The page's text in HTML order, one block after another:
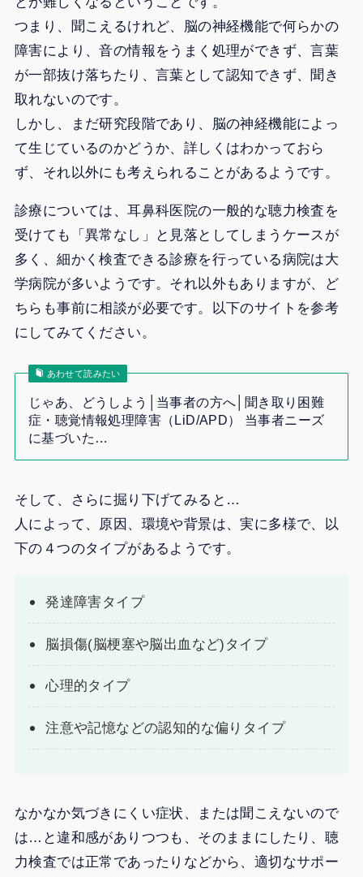
つまり、聞こえるけれど、脳の神経機能で何らかの
障害により、音の情報をうまく処理ができず、言葉
が一部抜け落ちたり、言葉として認知できず、聞き
取れないのです。
しかし、まだ研究段階であり、脳の神経機能によっ
て生じているのかどうか、詳しくはわかっておら
ず、それ以外にも考えられることがあるようです。
診療については、耳鼻科医院の一般的な聴力検査を
受けても「異常なし」と見落としてしまうケースが
多く、細かく検査できる診療を行っている病院は大
学病院が多いようです。それ以外もありますが、ど
ちらも事前に相談が必要です。以下のサイトを参考
にしてみてください。
あわせて読みたい
じゃあ、どうしよう│当事者の方へ│聞き取り困難
症・聴覚情報処理障害（LiD/APD） 当事者ニーズ
に基づいた…
そして、さらに掘り下げてみると…
人によって、原因、環境や背景は、実に多様で、以
下の４つのタイプがあるようです。
発達障害タイプ
脳損傷(脳梗塞や脳出血など)タイプ
心理的タイプ
注意や記憶などの認知的な偏りタイプ
なかなか気づきにくい症状、または聞こえないので
は…と違和感がありつつも、そのままにしたり、聴
力検査では正常であったりなどから、適切なサポー